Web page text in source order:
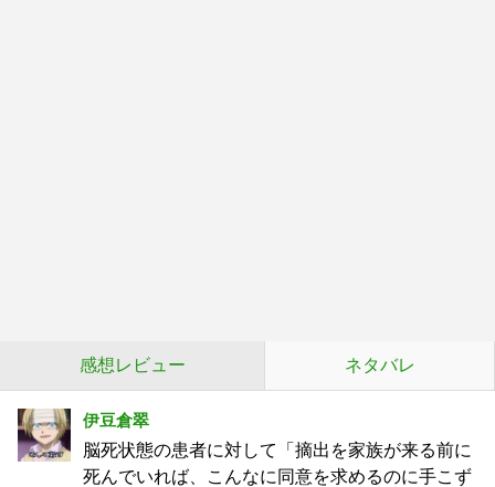
感想レビュー ネタバレ
伊豆倉翠
脳死状態の患者に対して「摘出を家族が来る前に
死んでいれば、こんなに同意を求めるのに手こず